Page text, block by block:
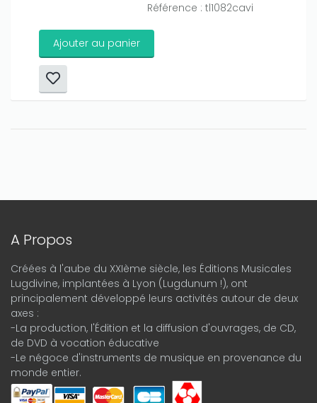
Référence : tl1082cavi
Ajouter au panier
A Propos
Créées à l'aube du XXIème siècle, les Éditions Musicales
Lugdivine, implantées à Lyon (Lugdunum !), ont
principalement développé leurs activités autour de deux
axes :
-La production, l'Édition et la diffusion d'ouvrages, de CD,
de DVD à vocation éducative
-Le négoce d'instruments de musique en provenance du
monde entier.